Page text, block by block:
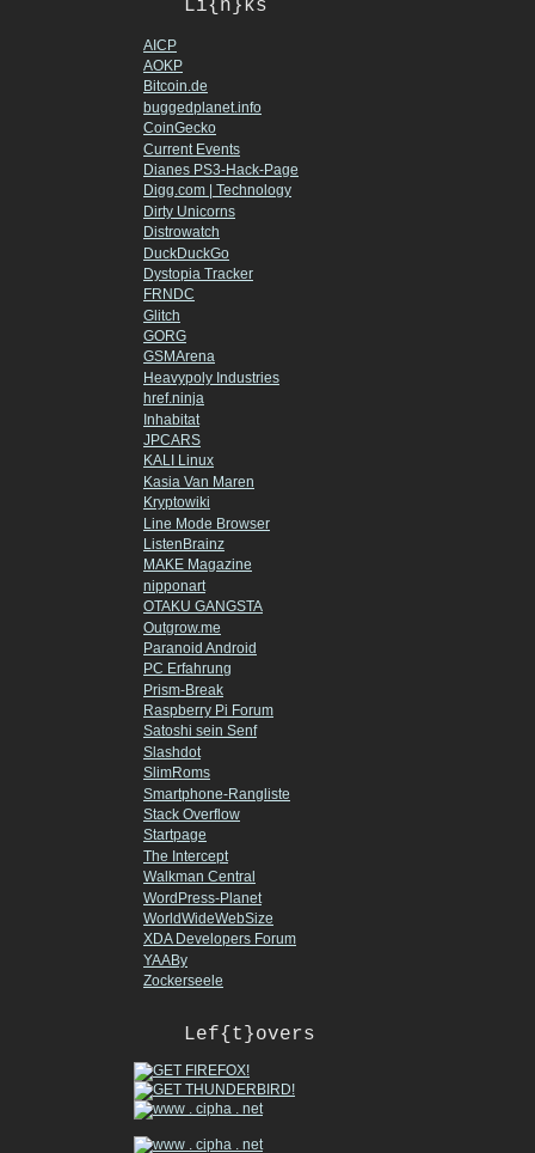
Li{n}ks
AICP
AOKP
Bitcoin.de
buggedplanet.info
CoinGecko
Current Events
Dianes PS3-Hack-Page
Digg.com | Technology
Dirty Unicorns
Distrowatch
DuckDuckGo
Dystopia Tracker
FRNDC
Glitch
GORG
GSMArena
Heavypoly Industries
href.ninja
Inhabitat
JPCARS
KALI Linux
Kasia Van Maren
Kryptowiki
Line Mode Browser
ListenBrainz
MAKE Magazine
nipponart
OTAKU GANGSTA
Outgrow.me
Paranoid Android
PC Erfahrung
Prism-Break
Raspberry Pi Forum
Satoshi sein Senf
Slashdot
SlimRoms
Smartphone-Rangliste
Stack Overflow
Startpage
The Intercept
Walkman Central
WordPress-Planet
WorldWideWebSize
XDA Developers Forum
YAABy
Zockerseele
Lef{t}overs